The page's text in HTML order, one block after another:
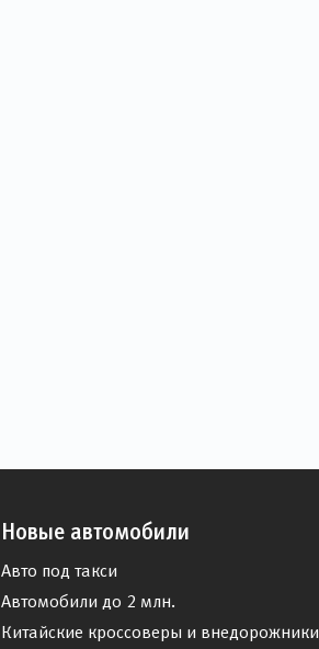
Новые автомобили
Авто под такси
Автомобили до 2 млн.
Китайские кроссоверы и внедорожники